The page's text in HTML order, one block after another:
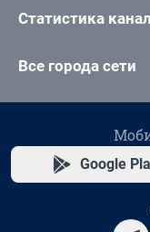
Статистика
Все города сети
Google